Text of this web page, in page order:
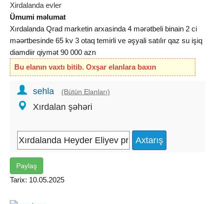
Xirdalanda evler
Ümumi məlumat
Xırdalanda Qrad marketin arxasinda 4 mərətbeli binain 2 ci
məərtbesinde 65 kv 3 otaq temirli ve əşyali satılır qaz su işiq
diamdiir qiymət 90 000 azn
Bu elanın vaxtı bitib. Oxşar elanlara baxın
sehla (Bütün Elanları)
Xırdalan şəhəri
Paylaş
Tarix: 10.05.2025